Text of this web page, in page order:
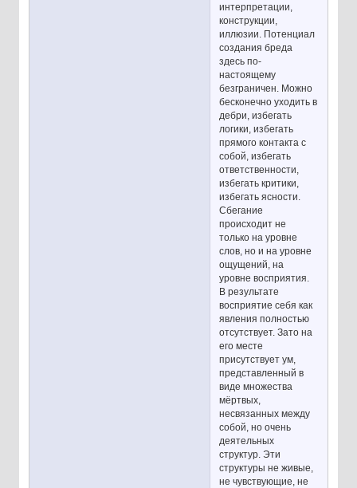
интерпретации,
конструкции,
иллюзии. Потенциал
создания бреда
здесь по-
настоящему
безграничен. Можно
бесконечно уходить в
дебри, избегать
логики, избегать
прямого контакта с
собой, избегать
ответственности,
избегать критики,
избегать ясности.
Сбегание
происходит не
только на уровне
слов, но и на уровне
ощущений, на
уровне восприятия.
В результате
восприятие себя как
явления полностью
отсутствует. Зато на
его месте
присутствует ум,
представленный в
виде множества
мёртвых,
несвязанных между
собой, но очень
деятельных
структур. Эти
структуры не живые,
не чувствующие, не